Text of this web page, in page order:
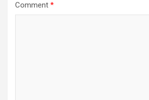
Comment *